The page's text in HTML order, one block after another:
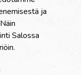
ja
Salossa